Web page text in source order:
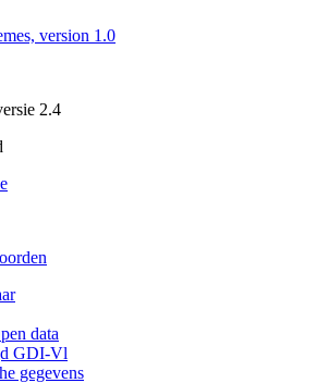
version 1.0
2.4
data
GDI-Vl
gegevens